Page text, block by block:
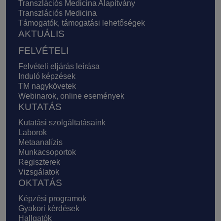
Transzlációs Medicina Alapítvány
Transzlációs Medicina
Támogatók, támogatási lehetőségek
AKTUÁLIS
FELVÉTELI
Felvételi eljárás leírása
Induló képzések
TM nagykövetek
Webinarok, online események
KUTATÁS
Kutatási szolgáltatásaink
Laborok
Metaanalízis
Munkacsoportok
Regiszterek
Vizsgálatok
OKTATÁS
Képzési programok
Gyakori kérdések
Hallgatók